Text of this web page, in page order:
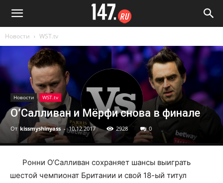
Новости WST.tv
Новости WST.tv
О’Салливан и Мёрфи снова в финале
От kissmyshinyass - 10.12.2017 2928 0
Ронни О’Салливан сохраняет шансы выиграть
шестой чемпионат Британии и свой 18-ый титул